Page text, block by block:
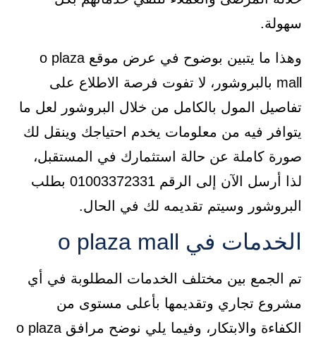
سهولة.
وهذا ما يتبين بوضوح في عرض موقع o plaza
mall بالبروشور، لا تفوت فرصة الاطلاع على
تفاصيل المول بالكامل من خلال البروشور لعل ما
يتوافر فيه من معلومات يخدم احتياجك وينقل لك
صورة كاملة عن حالة استثمارك في المستقبل،
لذا أرسل الآن إلى الرقم 01003372331 بطلب
البروشور وسيتم تقديمه لك في الحال.
الخدمات في o plaza mall
تم الجمع بين مختلف الخدمات المطلوبة في أي
مشروع تجاري وتقديمها بأعلى مستوى من
الكفاءة والابتكار، وفيما يلي نوضح مرافق o plaza